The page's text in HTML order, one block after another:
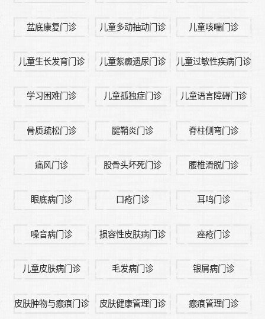
盆底康复门诊 儿童多动抽动门诊 儿童咳喘门诊
儿童生长发育门诊 儿童紫癜遗尿门诊 儿童过敏性疾病门诊
学习困难门诊 儿童孤独症门诊 儿童语言障碍门诊
骨质疏松门诊 腱鞘炎门诊 脊柱侧弯门诊
痛风门诊 股骨头坏死门诊 腰椎滑脱门诊
眼底病门诊 口疮门诊 耳鸣门诊
噪音病门诊 损容性皮肤病门诊 痤疮门诊
儿童皮肤病门诊 毛发病门诊 银屑病门诊
皮肤肿物与瘢痕门诊 皮肤健康管理门诊 瘢痕管理门诊